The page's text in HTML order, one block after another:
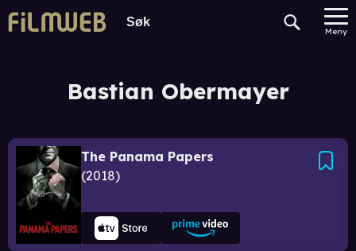
Meny
Bastian Obermayer
The Panama Papers
2018